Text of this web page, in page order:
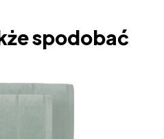
spodobać